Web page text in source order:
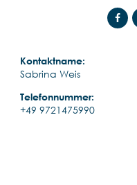
Kontaktname:
Sabrina Weis
Telefonnummer:
+49 9721475990